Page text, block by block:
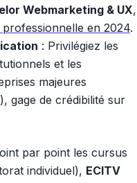
Webmarketing & UX,
professionnelle en 2024.
: Privilégiez les
et les
majeures
), gage de crédibilité sur
par point les cursus
individuel), ECITV